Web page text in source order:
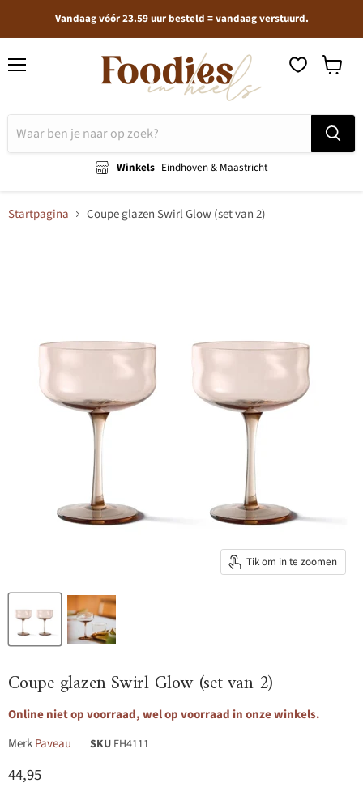
Vandaag vóór 23.59 uur besteld = vandaag verstuurd.
Winkels Eindhoven & Maastricht
Startpagina Coupe glazen Swirl Glow (set van 2)
Tik om in te zoomen
Coupe glazen Swirl Glow (set van 2)
Online niet op voorraad, wel op voorraad in onze winkels.
MerkPaveau SKU FH4111
Huidige prijs
44,95